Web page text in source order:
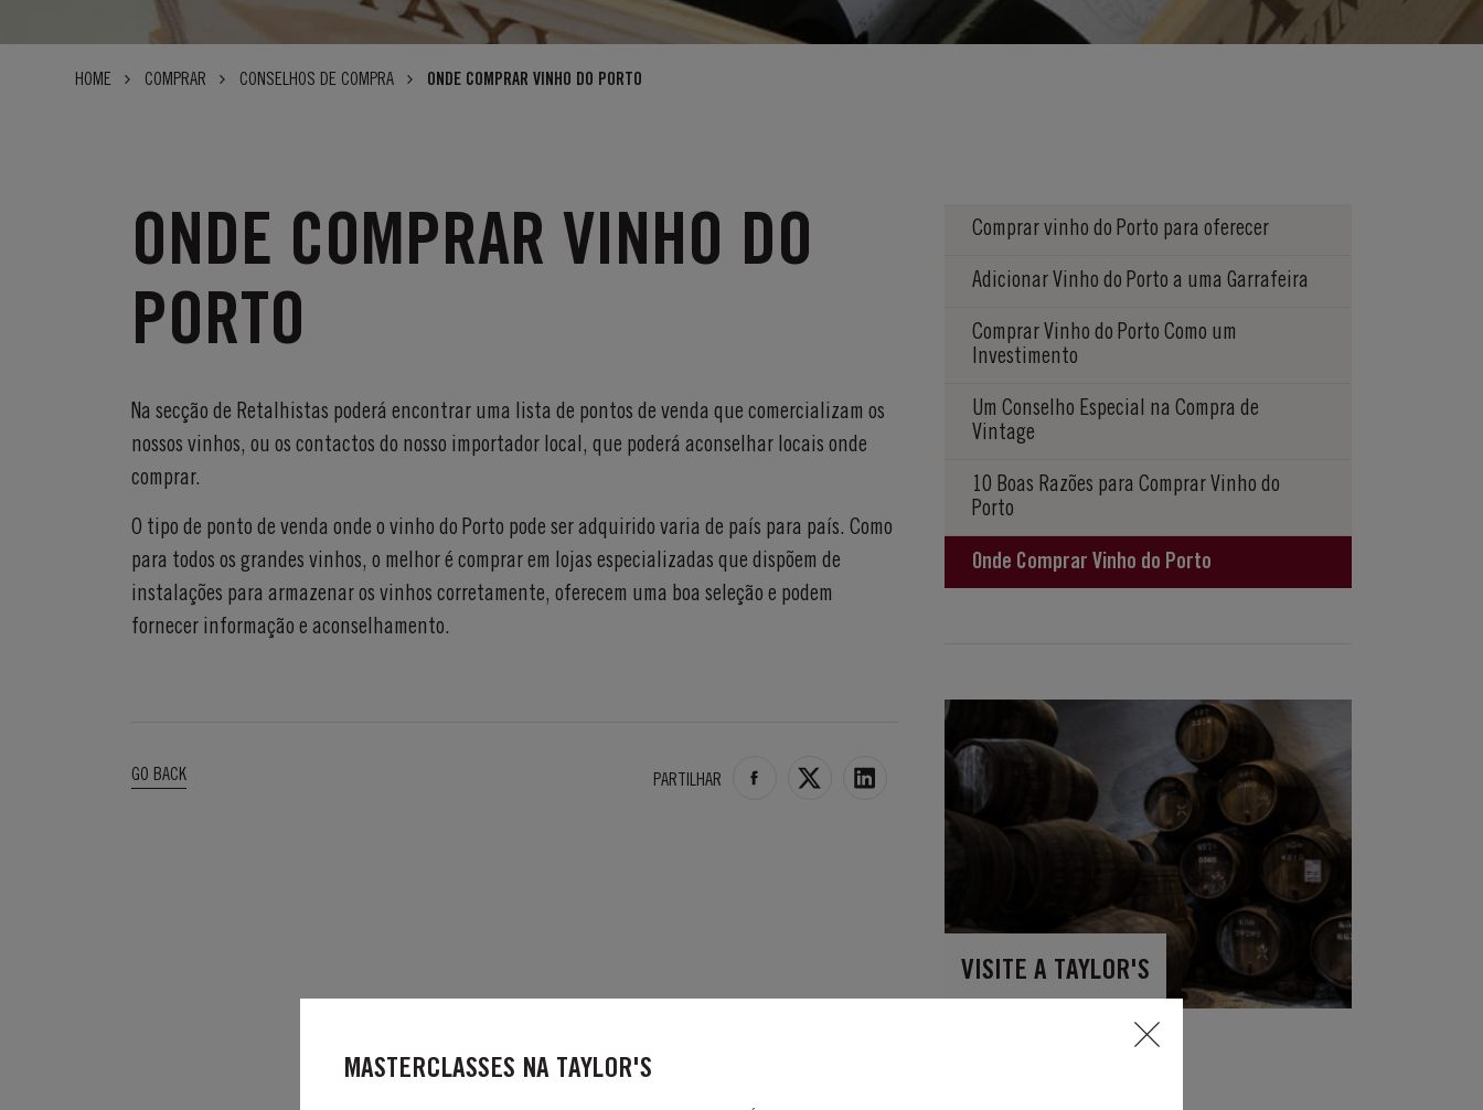
HOME COMPRAR CONSELHOS DE COMPRA ONDE COMPRAR VINHO DO PORTO
ONDE COMPRAR VINHO DO
PORTO
Na secção de Retalhistas poderá encontrar uma lista de pontos de venda que comercializam os
nossos vinhos, ou os contactos do nosso importador local, que poderá aconselhar locais onde
comprar.
O tipo de ponto de venda onde o vinho do Porto pode ser adquirido varia de país para país. Como
para todos os grandes vinhos, o melhor é comprar em lojas especializadas que dispõem de
instalações para armazenar os vinhos corretamente, oferecem uma boa seleção e podem
fornecer informação e aconselhamento.
GO BACK PARTILHAR
Comprar vinho do Porto para oferecer
Adicionar Vinho do Porto a uma Garrafeira
Comprar Vinho do Porto Como um
Investimento
Um Conselho Especial na Compra de
Vintage
10 Boas Razões para Comprar Vinho do
Porto
Onde Comprar Vinho do Porto
VISITE A TAYLOR'S
MASTERCLASSES NA TAYLOR'S